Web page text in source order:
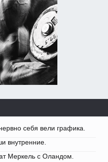
себя вели графика.
внутренние.
Меркель с Оландом.